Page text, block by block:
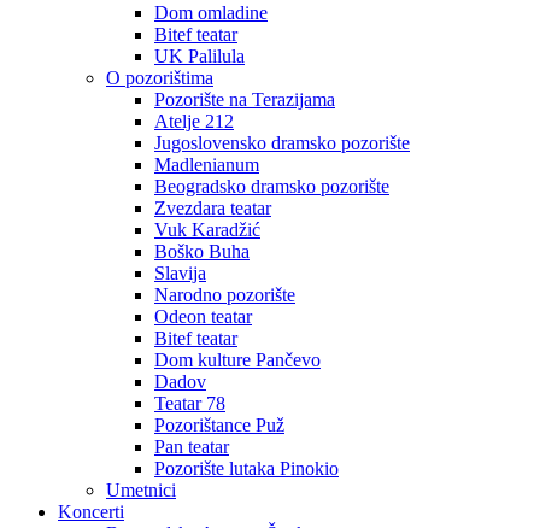
Dom omladine
Bitef teatar
UK Palilula
O pozorištima
Pozorište na Terazijama
Atelje 212
Jugoslovensko dramsko pozorište
Madlenianum
Beogradsko dramsko pozorište
Zvezdara teatar
Vuk Karadžić
Boško Buha
Slavija
Narodno pozorište
Odeon teatar
Bitef teatar
Dom kulture Pančevo
Dadov
Teatar 78
Pozorištance Puž
Pan teatar
Pozorište lutaka Pinokio
Umetnici
Koncerti